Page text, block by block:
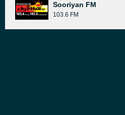
Sooriyan FM
103.6 FM